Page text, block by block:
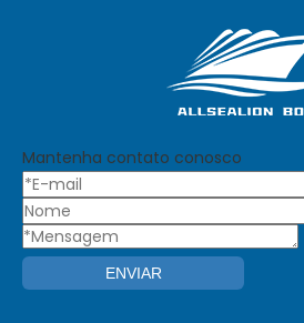
Mantenha contato conosco
ENVIAR